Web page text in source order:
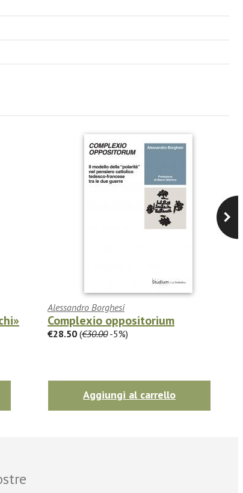
Alessandro Borghesi
Complexio oppositorium
€28.50 (€30.00-5%)
Aggiungi al carrello